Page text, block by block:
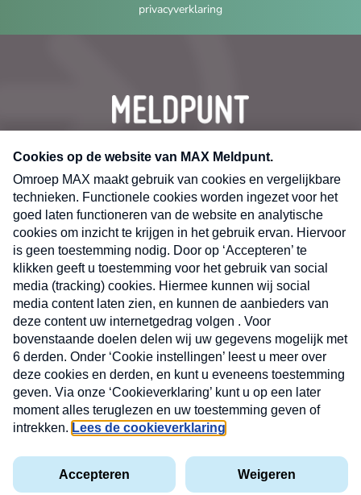
privacyverklaring
CONTACT
Volg ons op
MAX
Cookieverklaring
Kwetsbaarheid
X
Nieuwsbrief
Neem hier een gratis abonnement op de MAX
Consumenten nieuwsbrief. Elke maandag en
donderdag in uw mailbox.
e-